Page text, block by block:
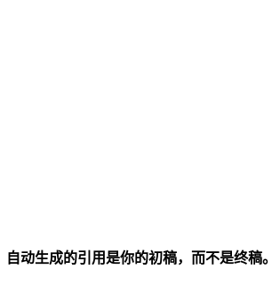
自动生成的引用是你的初稿，而不是终稿。